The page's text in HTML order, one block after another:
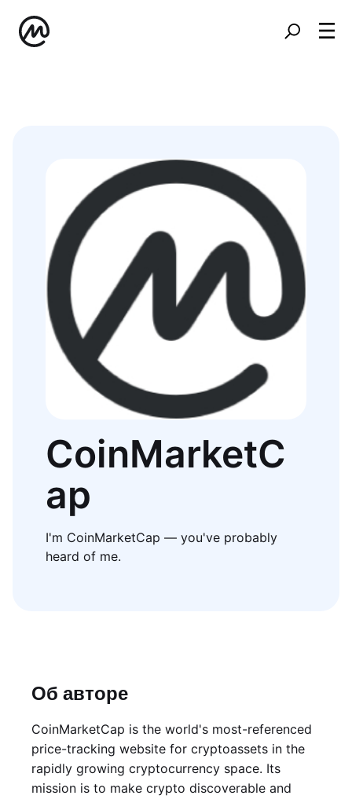
CoinMarketC
ap
I'm CoinMarketCap — you've probably
heard of me.
Об авторе
CoinMarketCap is the world's most-referenced
price-tracking website for cryptoassets in the
rapidly growing cryptocurrency space. Its
mission is to make crypto discoverable and